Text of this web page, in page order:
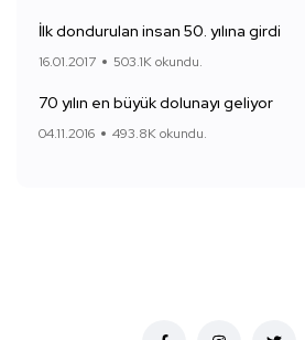
İlk dondurulan insan 50. yılına girdi
16.01.2017 503.1K okundu.
70 yılın en büyük dolunayı geliyor
04.11.2016 493.8K okundu.